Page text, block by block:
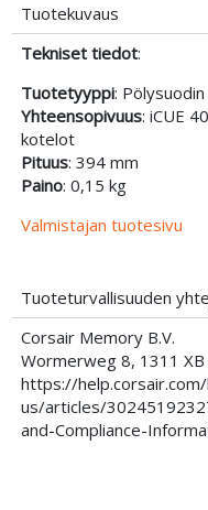
Tuotekuvaus
Tekniset tiedot:
Tuotetyyppi: Pölysuodin
Yhteensopivuus: iCUE
kotelot
Pituus: 394 mm
Paino: 0,15 kg
Valmistajan tuotesivu
Tuoteturvallisuuden
Corsair Memory B.V.
Wormerweg 8, 1311
https://
us/articles/
and-Compliance-